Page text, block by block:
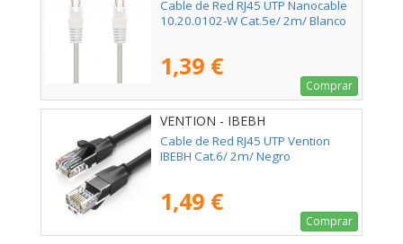
Cable de Red RJ45 UTP Nanocable
10.20.0102-W Cat.5e/ 2m/ Blanco
1,39 €
Comprar
VENTION - IBEBH
Cable de Red RJ45 UTP Vention
IBEBH Cat.6/ 2m/ Negro
1,49 €
Comprar